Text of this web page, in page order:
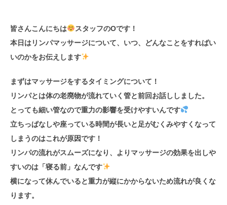
皆さんこんにちは
スタッフのOです！
本日はリンパマッサージについて、いつ、どんなことをすればい
いのかをお伝えします
まずはマッサージをするタイミングについて！
リンパとは体の老廃物が流れていく管と前回お話ししました。
とっても細い管なので重力の影響を受けやすいんです
立ちっぱなしや座っている時間が長いと足がむくみやすくなって
しまうのはこれが原因です！
リンパの流れがスムーズになり、よりマッサージの効果を出しや
すいのは「寝る前」なんです
横になって休んでいると重力が縦にかからないため流れが良くな
ります。